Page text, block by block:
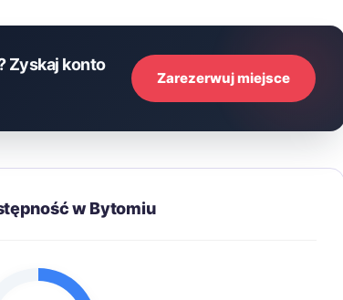
Zyskaj konto
Zarezerwuj miejsce
w Bytomiu